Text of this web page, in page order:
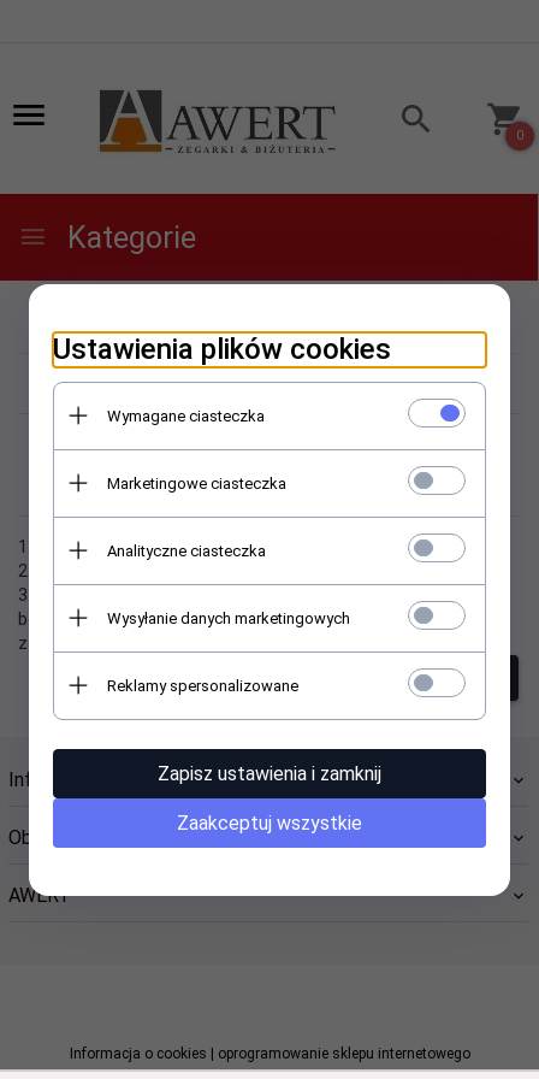
0
Kategorie
Niestety nie znaleziono
produktu!
1. Sprawdź poprawność zapytania i spróbuj ponownie.
2. Ogranicz szukane słowa do jednego lub dwóch.
3. Podaj ogólną nazwę produktu, którego szukasz. Później
będziesz mógł ograniczyć wyniki wyszukiwania korzystając z
zaawansowanych filtrów.
szukanie zaawansowane
Informacje
Obsługa klienta
AWERT
Informacja o cookies | oprogramowanie sklepu internetowego
Ustawienia plików cookies
Wymagane ciasteczka
Marketingowe ciasteczka
Analityczne ciasteczka
Wysyłanie danych marketingowych
Reklamy spersonalizowane
Zapisz ustawienia i zamknij
Zaakceptuj wszystkie